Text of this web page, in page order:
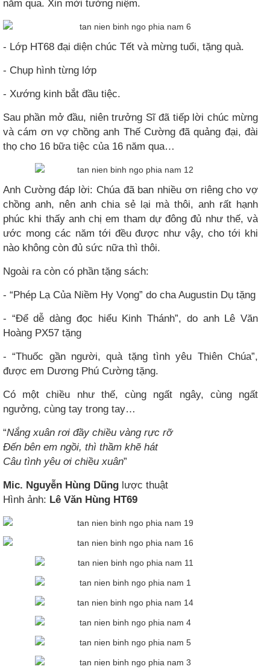
năm qua. Xin mời tưởng niệm.
- Lớp HT68 đại diện chúc Tết và mừng tuổi, tặng quà.
- Chụp hình từng lớp
- Xướng kinh bắt đầu tiệc.
Sau phần mở đầu, niên trưởng Sĩ đã tiếp lời chúc mừng
và cám ơn vợ chồng anh Thế Cường đã quảng đại, đài
thọ cho 16 bữa tiệc của 16 năm qua…
Anh Cường đáp lời: Chúa đã ban nhiều ơn riêng cho vợ
chồng anh, nên anh chia sẻ lại mà thôi, anh rất hạnh
phúc khi thấy anh chị em tham dự đông đủ như thế, và
ước mong các năm tới đều được như vậy, cho tới khi
nào không còn đủ sức nữa thì thôi.
Ngoài ra còn có phần tặng sách:
- “Phép Lạ Của Niềm Hy Vọng” do cha Augustin Dụ tặng
- “Để dễ dàng đọc hiểu Kinh Thánh”, do anh Lê Văn
Hoàng PX57 tặng
- “Thuốc gần người, quà tặng tình yêu Thiên Chúa”,
được em Dương Phú Cường tặng.
Có một chiều như thế, cùng ngất ngây, cùng ngất
ngưởng, cùng tay trong tay…
“Nắng xuân rơi đầy chiều vàng rực rỡ
Đến bên em ngồi, thì thầm khẽ hát
Câu tình yêu ơi chiều xuân”
Mic. Nguyễn Hùng Dũng lược thuật
Hình ảnh: Lê Văn Hùng HT69